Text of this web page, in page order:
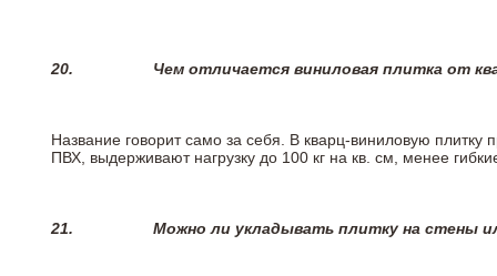
20. Чем отличается виниловая плитка от
Название говорит само за себя. В кварц-виниловую
ПВХ, выдерживают нагрузку до 100 кг на кв. см, менее
21. Можно ли укладывать плитку на стены